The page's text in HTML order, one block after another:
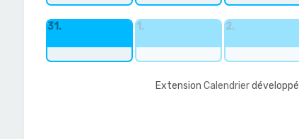
31. 1. 2.
ExtensionCalendrier